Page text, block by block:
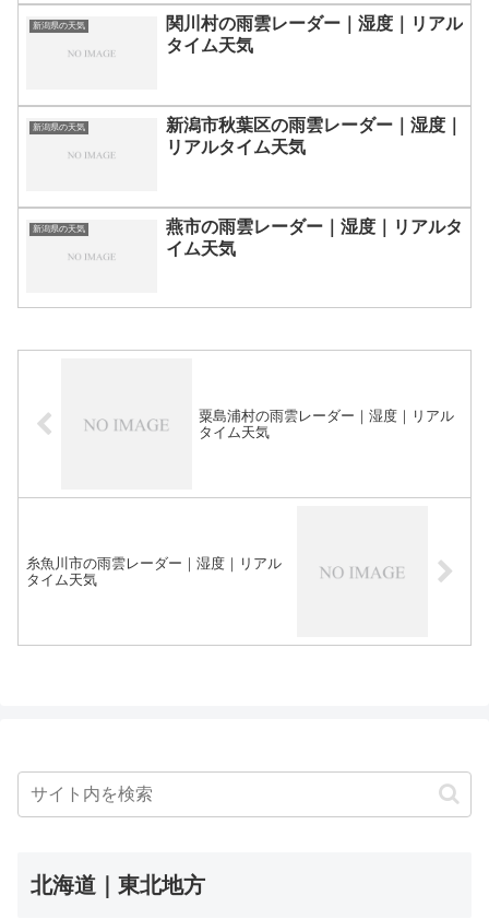
新潟県の天気
関川村の雨雲レーダー｜湿度｜リアル
タイム天気
新潟県の天気
新潟市秋葉区の雨雲レーダー｜湿度｜
リアルタイム天気
新潟県の天気
燕市の雨雲レーダー｜湿度｜リアルタ
イム天気
粟島浦村の雨雲レーダー｜湿度｜リアル
タイム天気
糸魚川市の雨雲レーダー｜湿度｜リアル
タイム天気
北海道｜東北地方